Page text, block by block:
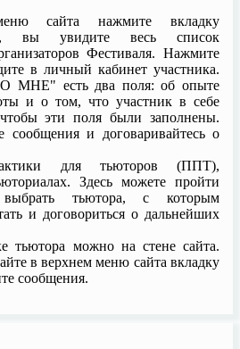
сайта нажмите вкладку
вы увидите весь список
Фестиваля. Нажмите
в личный кабинет участника.
МНЕ" есть два поля: об опыте
и о том, что участник в себе
эти поля были заполнены.
сообщения и договаривайтесь о
для тьюторов (ППТ),
Здесь можете пройти
тьютора, с которым
и договориться о дальнейших
тьютора можно на стене сайта.
в верхнем меню сайта вкладку
сообщения.